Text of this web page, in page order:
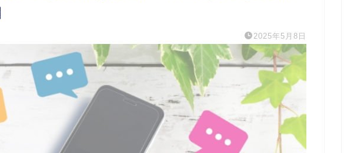
2025年5月8日